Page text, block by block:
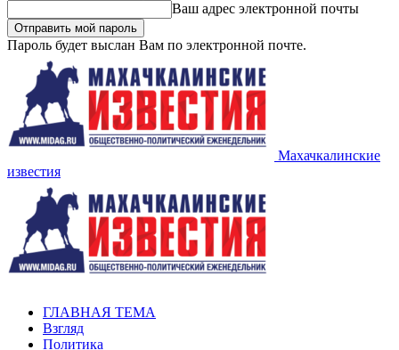
Ваш адрес электронной почты
Пароль будет выслан Вам по электронной почте.
Махачкалинские
известия
ГЛАВНАЯ ТЕМА
Взгляд
Политика